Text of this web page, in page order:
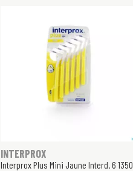
INTERPROX
Interprox Plus Mini Jaune Interd. 6 1350